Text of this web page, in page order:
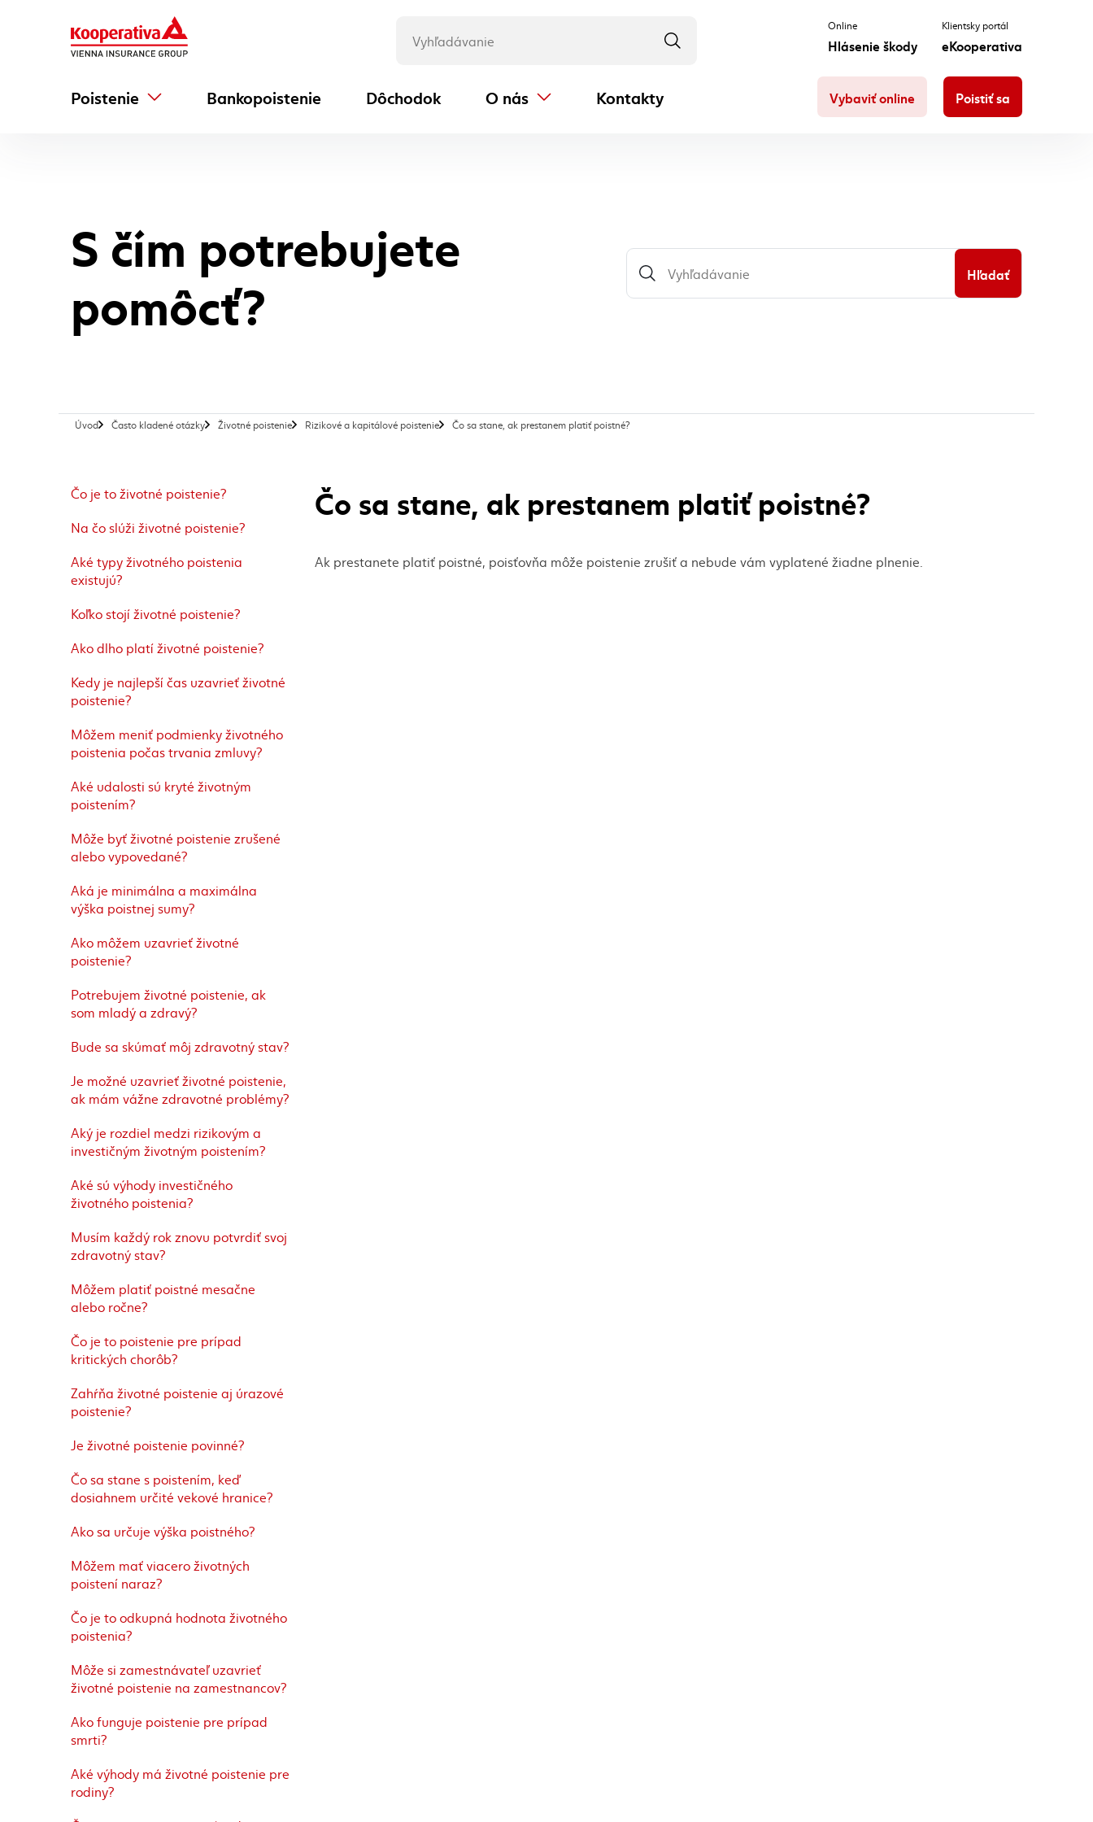
Online
Hlásenie škody
Klientsky portál
eKooperativa
Poistenie Bankopoistenie Dôchodok
(externý odkaz) O nás Kontakty Vybaviť online Poistiť sa
S čím potrebujete
pomôcť?
Hľadať
Úvod Často kladené otázky Životné poistenie Rizikové a kapitálové poistenie Čo sa stane, ak prestanem platiť poistné?, aktuálna stránka
Čo je to životné poistenie?
Na čo slúži životné poistenie?
Aké typy životného poistenia
existujú?
Koľko stojí životné poistenie?
Ako dlho platí životné poistenie?
Kedy je najlepší čas uzavrieť životné
poistenie?
Môžem meniť podmienky životného
poistenia počas trvania zmluvy?
Aké udalosti sú kryté životným
poistením?
Môže byť životné poistenie zrušené
alebo vypovedané?
Aká je minimálna a maximálna
výška poistnej sumy?
Ako môžem uzavrieť životné
poistenie?
Potrebujem životné poistenie, ak
som mladý a zdravý?
Bude sa skúmať môj zdravotný stav?
Je možné uzavrieť životné poistenie,
ak mám vážne zdravotné problémy?
Aký je rozdiel medzi rizikovým a
investičným životným poistením?
Aké sú výhody investičného
životného poistenia?
Musím každý rok znovu potvrdiť svoj
zdravotný stav?
Môžem platiť poistné mesačne
alebo ročne?
Čo je to poistenie pre prípad
kritických chorôb?
Zahŕňa životné poistenie aj úrazové
poistenie?
Je životné poistenie povinné?
Čo sa stane s poistením, keď
dosiahnem určité vekové hranice?
Ako sa určuje výška poistného?
Môžem mať viacero životných
poistení naraz?
Čo je to odkupná hodnota životného
poistenia?
Môže si zamestnávateľ uzavrieť
životné poistenie na zamestnancov?
Ako funguje poistenie pre prípad
smrti?
Aké výhody má životné poistenie pre
rodiny?
Čo sa stane, ak prestanem platiť poistné?
Ak prestanete platiť poistné, poisťovňa môže poistenie zrušiť a nebude vám vyplatené žiadne plnenie.